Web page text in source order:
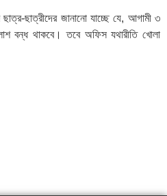
ছাত্রীদের জানানো যাচ্ছে যে, আগামী ৩
বন্ধ থাকবে। তবে অফিস যথারীতি খোলা